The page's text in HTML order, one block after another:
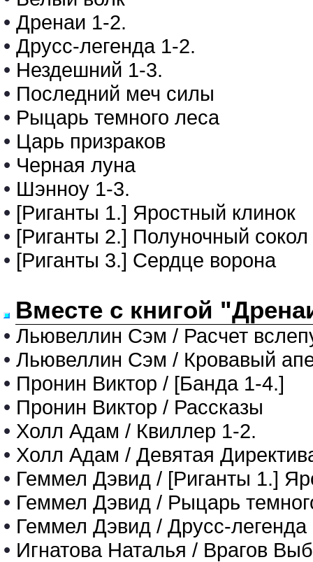
• Дренаи 1-2.
• Друсс-легенда 1-2.
• Нездешний 1-3.
• Последний меч силы
• Рыцарь темного леса
• Царь призраков
• Черная луна
• Шэнноу 1-3.
• [Риганты 1.] Яростный клинок
• [Риганты 2.] Полуночный сокол
• [Риганты 3.] Сердце ворона
Вместе с книгой
• Льювеллин Сэм / Расчет
• Льювеллин Сэм / Кровавый
• Пронин Виктор / [Банда 1-4.]
• Пронин Виктор / Рассказы
• Холл Адам / Квиллер 1-2.
• Холл Адам / Девятая
• Геммел Дэвид / [Риганты 1.]
• Геммел Дэвид / Рыцарь
• Геммел Дэвид / Друсс-легенда
• Игнатова Наталья / Врагов